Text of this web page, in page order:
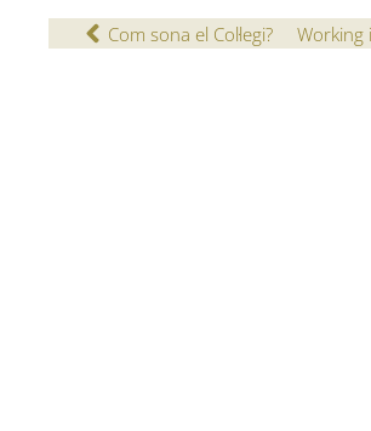
Com sona el Col·legi?